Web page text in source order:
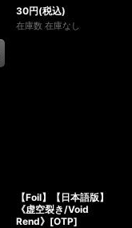
30円(税込)
在庫数 在庫なし
【Foil】【日本語版】
《虚空裂き/Void
Rend》[OTP]